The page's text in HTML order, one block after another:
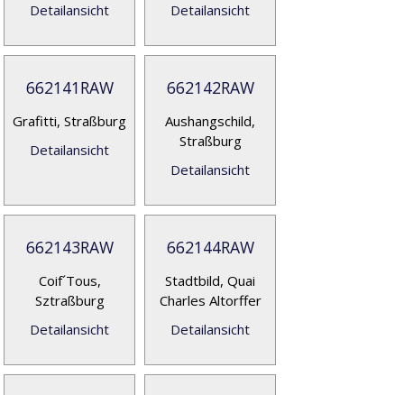
Detailansicht
Detailansicht
662141RAW
Grafitti, Straßburg
Detailansicht
662142RAW
Aushangschild,
Straßburg
Detailansicht
662143RAW
Coif´Tous,
Sztraßburg
Detailansicht
662144RAW
Stadtbild, Quai
Charles Altorffer
Detailansicht